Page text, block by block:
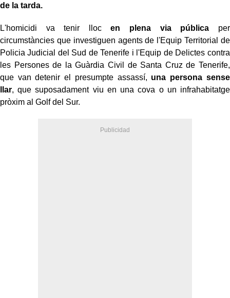
de la tarda.
L'homicidi va tenir llocen plena via pública per
circumstàncies que investiguen agents de l'Equip Territorial de
Policia Judicial del Sud de Tenerife i l'Equip de Delictes contra
les Persones de la Guàrdia Civil de Santa Cruz de Tenerife,
que van detenir el presumpte assassí, una persona sense
llar, que suposadament viu en una cova o un infrahabitatge
pròxim al Golf del Sur.